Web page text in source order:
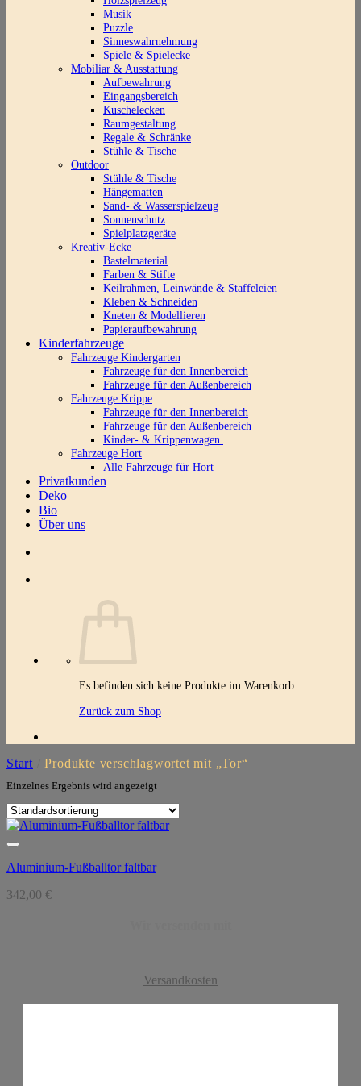
Musik
Puzzle
Sinneswahrnehmung
Spiele & Spielecke
Mobiliar & Ausstattung
Aufbewahrung
Eingangsbereich
Kuschelecken
Raumgestaltung
Regale & Schränke
Stühle & Tische
Outdoor
Stühle & Tische
Hängematten
Sand- & Wasserspielzeug
Sonnenschutz
Spielplatzgeräte
Kreativ-Ecke
Bastelmaterial
Farben & Stifte
Keilrahmen, Leinwände & Staffeleien
Kleben & Schneiden
Kneten & Modellieren
Papieraufbewahrung
Kinderfahrzeuge
Fahrzeuge Kindergarten
Fahrzeuge für den Innenbereich
Fahrzeuge für den Außenbereich
Fahrzeuge Krippe
Fahrzeuge für den Innenbereich
Fahrzeuge für den Außenbereich
Kinder- & Krippenwagen
Fahrzeuge Hort
Alle Fahrzeuge für Hort
Privatkunden
Deko
Bio
Über uns
Es befinden sich keine Produkte im Warenkorb.
Zurück zum Shop
Start Produkte verschlagwortet mit „Tor“
Einzelnes Ergebnis wird angezeigt
Aluminium-Fußballtor faltbar
342,00 €
Versandkosten